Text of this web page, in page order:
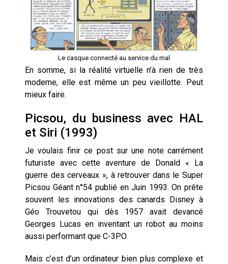
Le casque connecté au service du mal
En somme, si la réalité virtuelle n’à rien de très
moderne, elle est même un peu vieillotte. Peut
mieux faire.
Picsou, du business avec HAL
et Siri (1993)
Je voulais finir ce post sur une note carrément
futuriste avec cette aventure de Donald « La
guerre des cerveaux », à retrouver dans le Super
Picsou Géant n°54 publié en Juin 1993. On prête
souvent les innovations des canards Disney à
Géo Trouvetou qui dès 1957 avait devancé
Georges Lucas en inventant un robot au moins
aussi performant que C-3PO.
Mais c’est d’un ordinateur bien plus complexe et